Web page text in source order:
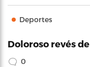
Deportes
Doloroso revés
0